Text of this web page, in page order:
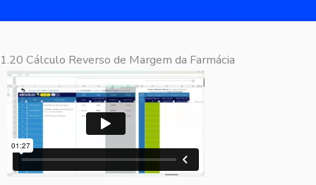
1.20 Cálculo Reverso de Margem da Farmácia